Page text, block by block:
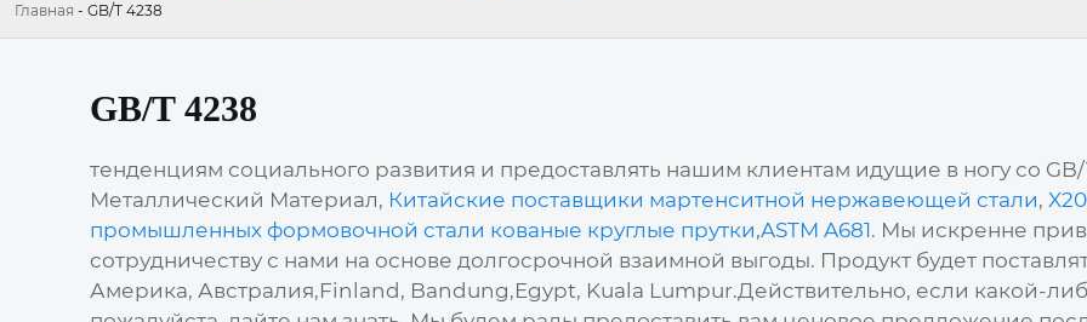
Главная - GB/T 4238
GB/T 4238
тенденциям социального развития и предоставлять нашим клиентам идущие в ногу со
Металлический Материал, Китайские поставщики мартенситной нержавеющей стали,
промышленных формовочной стали кованые круглые прутки,ASTM A681. Мы искренне
сотрудничеству с нами на основе долгосрочной взаимной выгоды. Продукт будет
Америка, Австралия,Finland, Bandung,Egypt, Kuala Lumpur.Действительно, если какой-